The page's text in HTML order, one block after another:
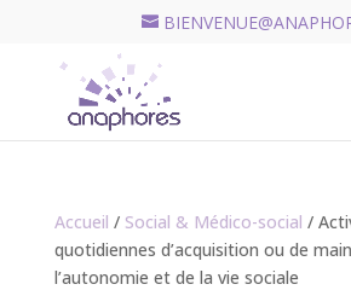
Accueil / Social & Médico-social /
quotidiennes d’acquisition ou de
l’autonomie et de la vie sociale